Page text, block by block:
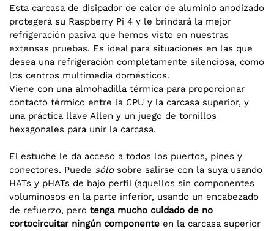
Esta carcasa de disipador de calor de aluminio anodizado
protegerá su Raspberry Pi 4 y le brindará la mejor
refrigeración pasiva que hemos visto en nuestras
extensas pruebas. Es ideal para situaciones en las que
desea una refrigeración completamente silenciosa, como
los centros multimedia domésticos.
Viene con una almohadilla térmica para proporcionar
contacto térmico entre la CPU y la carcasa superior, y
una práctica llave Allen y un juego de tornillos
hexagonales para unir la carcasa.
El estuche le da acceso a todos los puertos, pines y
conectores. Puede sólosobre salirse con la suya usando
HATs y pHATs de bajo perfil (aquellos sin componentes
voluminosos en la parte inferior, usando un encabezado
de refuerzo, pero tenga mucho cuidado de no
cortocircuitar ningún componente en la carcasa superior